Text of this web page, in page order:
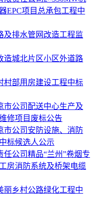
EPC项目总承包工程中
及排水管网改造工程监
造城北片区小区外道路
村部用房建设工程中标
市公司配送中心生产及
修项目废标公告
市公司安防设施、消防
标候选人公示
公司精品“兰州”卷烟专
房消防系统及桥架电缆
丽乡村公路绿化工程中